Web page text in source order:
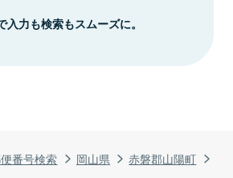
番号検索 岡山県
赤磐郡山陽町
力も検索もスムーズに。